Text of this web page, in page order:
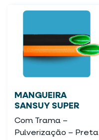
MANGUEIRA
SANSUY SUPER
Com Trama –
Pulverização – Preta